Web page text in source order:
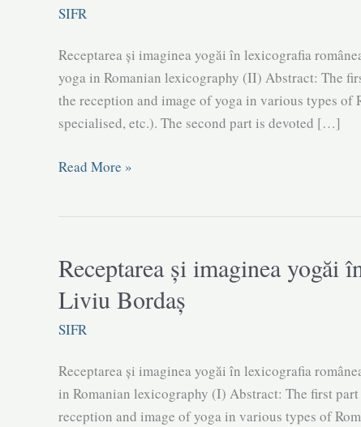
SIFR
Receptarea și imaginea yogăi în lexicografia
yoga in Romanian lexicography (II) Abstract: The
the reception and image of yoga in various types
specialised, etc.). The second part is devoted […]
Receptarea
lexicografia
românească
(II)
Liviu
Bordaș
Read More »
Receptarea și imaginea yogăi
Liviu Bordaș
SIFR
Receptarea și imaginea yogăi în lexicografia
in Romanian lexicography (I) Abstract: The first
reception and image of yoga in various types of